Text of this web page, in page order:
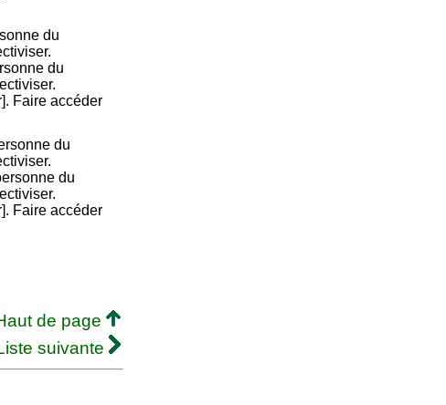
du
du
Faire accéder
du
du
Faire accéder
de page
suivante